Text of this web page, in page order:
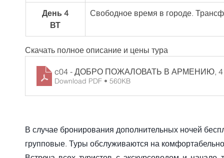
День 4
ВТ
Свободное время в городе.
Скачать полное описание и цены тура
c04 - ДОБРО ПОЖАЛОВАТЬ В АРМЕНИЮ, 4
Download PDF • 560KB
В случае бронирования дополнительных ночей
групповые. Туры обслуживаются на